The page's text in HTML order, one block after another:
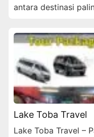
antara destinasi
Lake Toba Travel
Lake Toba Travel –